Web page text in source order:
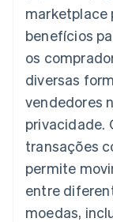
de aceitação
Checkout
acelerado
Financial
Connections
Dados de
vinculadas
Product
Veja o que
marketplace
benefícios
os
diversas
vendedores
privacidade.
transações
permite
entre
moedas,